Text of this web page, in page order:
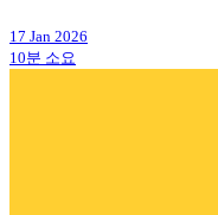
17 Jan 2026
10분 소요